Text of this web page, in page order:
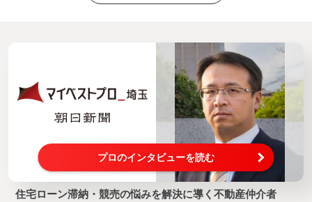
プロのインタビューを読む
住宅ローン滞納・競売の悩みを解決に導く不動産仲介者